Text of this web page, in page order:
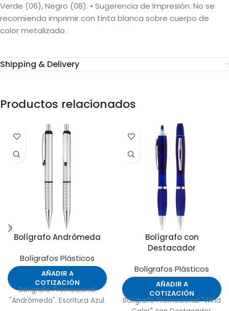
Verde (06), Negro (08). • Sugerencia de Impresión: No se
recomienda imprimir con tinta blanca sobre cuerpo de
color metalizado.
Shipping & Delivery
Productos relacionados
Bolígrafo Andrómeda
Bolígrafos Plásticos
AÑADIR A
COTIZACIÓN
Bolígrafo Promocional
"Andrómeda". Escritura Azul.
Bolígrafo con
Destacador
Bolígrafos Plásticos
AÑADIR A
COTIZACIÓN
Bolígrafo Promocional "Wind